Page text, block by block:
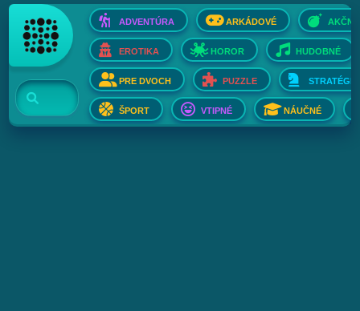
ADVENTÚRA ARKÁDOVÉ AKČNÉ
EROTIKA HOROR HUDOBNÉ
PRE DVOCH PUZZLE STRATÉGIE
ŠPORT VTIPNÉ NÁUČNÉ